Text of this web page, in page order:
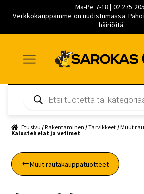
Ma-Pe 7-18 | 02 275
Verkkokauppamme on uudistumassa.
häiriöitä.
navigointiin
sisältöön
pääsisältöön
search
Etusivu /Rakentaminen /Tarvikkeet /Muut
Kalustehelat ja vetimet
Muut rautakauppatuotteet